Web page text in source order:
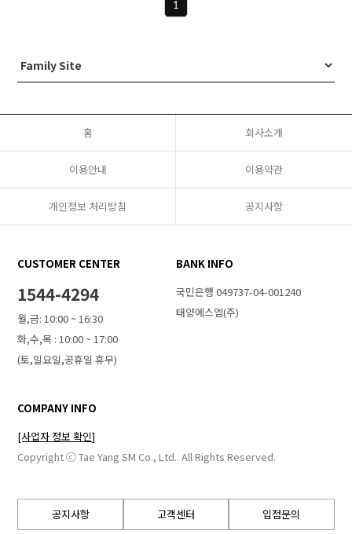
1
홈 회사소개
이용안내 이용약관
개인정보 처리방침 공지사항
CUSTOMER CENTER
1544-4294
월,금: 10:00 ~ 16:30
화,수,목 : 10:00 ~ 17:00
(토,일요일,공휴일 휴무)
BANK INFO
국민은행 049737-04-001240
태양에스엠(주)
COMPANY INFO
[사업자 정보 확인]
Copyright ⓒ Tae Yang SM Co., Ltd.. All Rights Reserved.
공지사항 고객센터 입점문의